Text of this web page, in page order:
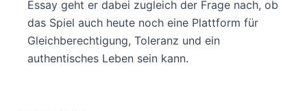
Essay geht er dabei zugleich der Frage nach, ob
das Spiel auch heute noch eine Plattform für
Gleichberechtigung, Toleranz und ein
authentisches Leben sein kann.